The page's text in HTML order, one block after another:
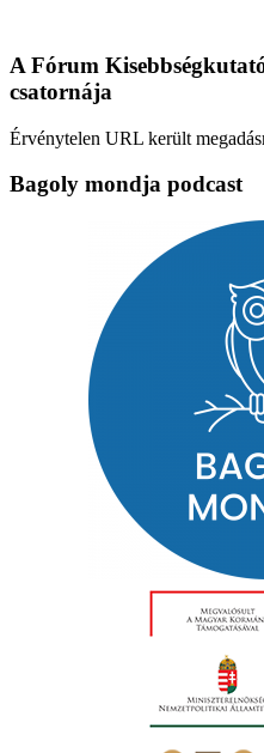
A Fórum
csatornája
Érvénytelen URL került
Bagoly mondja podcast